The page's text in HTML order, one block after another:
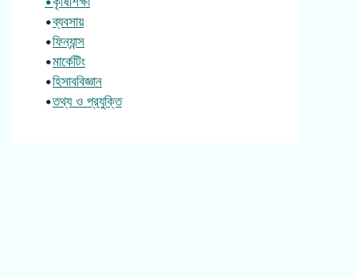
•ব্যবসায়
•ফিন্যান্স
•মার্কেটিং
•হিসাববিজ্ঞান
•তথ্য ও প্রযুক্তি